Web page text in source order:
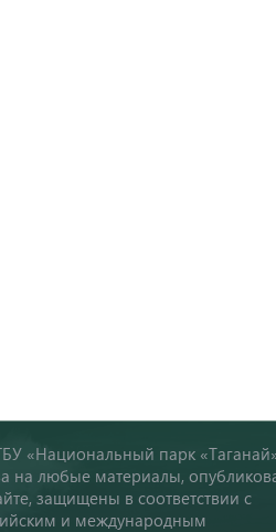
«Национальный парк
на любые материалы,
защищены в соответствии с
и международным